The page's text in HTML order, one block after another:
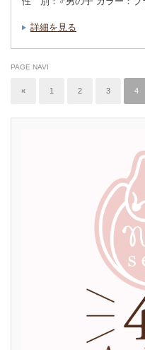
詳細を見る
PAGE NAVI
« 1 2 3 4